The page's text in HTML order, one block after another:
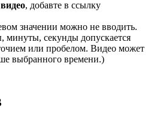
, добавте в ссылку
значении можно не вводить.
минуты, секунды допускается
или пробелом. Видео может
выбранного времени.)